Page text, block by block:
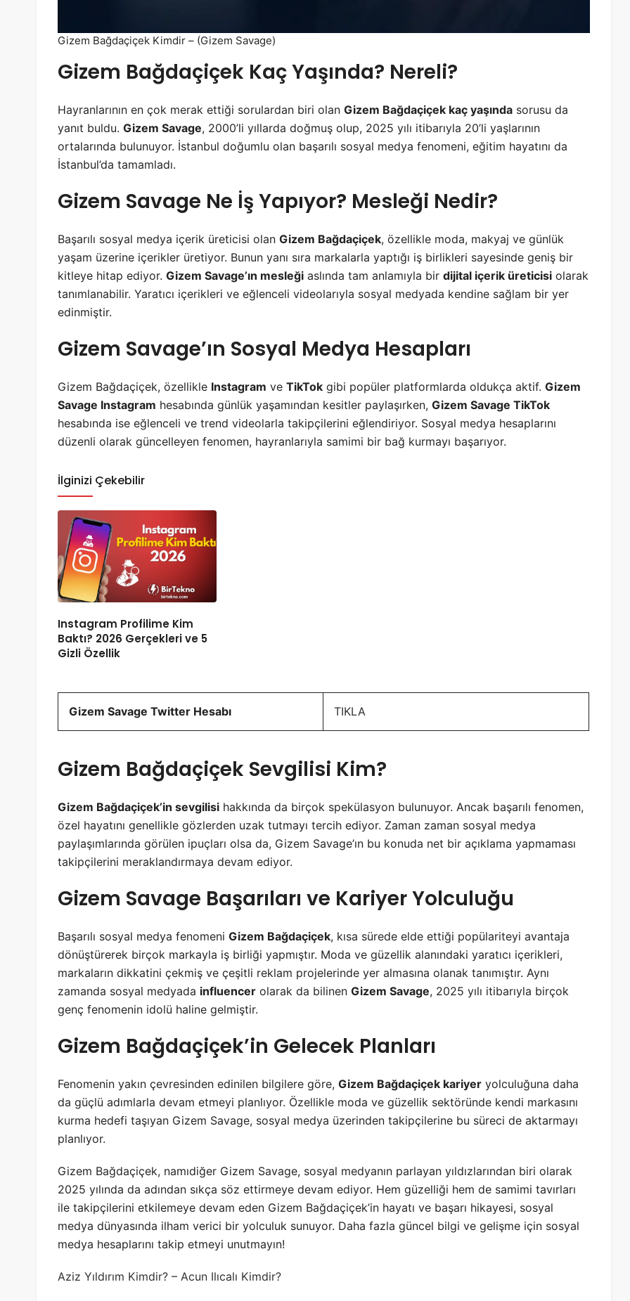
Gizem Bağdaçiçek Kimdir – (Gizem Savage)
Gizem Bağdaçiçek Kaç Yaşında? Nereli?
Hayranlarının en çok merak ettiği sorulardan biri olan Gizem Bağdaçiçek kaç yaşında sorusu da
yanıt buldu. Gizem Savage, 2000’li yıllarda doğmuş olup, 2025 yılı itibarıyla 20’li yaşlarının
ortalarında bulunuyor. İstanbul doğumlu olan başarılı sosyal medya fenomeni, eğitim hayatını da
İstanbul’da tamamladı.
Gizem Savage Ne İş Yapıyor? Mesleği Nedir?
Başarılı sosyal medya içerik üreticisi olan Gizem Bağdaçiçek, özellikle moda, makyaj ve günlük
yaşam üzerine içerikler üretiyor. Bunun yanı sıra markalarla yaptığı iş birlikleri sayesinde geniş bir
kitleye hitap ediyor. Gizem Savage’ın mesleği aslında tam anlamıyla bir dijital içerik üreticisi olarak
tanımlanabilir. Yaratıcı içerikleri ve eğlenceli videolarıyla sosyal medyada kendine sağlam bir yer
edinmiştir.
Gizem Savage’ın Sosyal Medya Hesapları
Gizem Bağdaçiçek, özellikle Instagram ve TikTok gibi popüler platformlarda oldukça aktif. Gizem
Savage Instagram hesabında günlük yaşamından kesitler paylaşırken, Gizem Savage TikTok
hesabında ise eğlenceli ve trend videolarla takipçilerini eğlendiriyor. Sosyal medya hesaplarını
düzenli olarak güncelleyen fenomen, hayranlarıyla samimi bir bağ kurmayı başarıyor.
İlginizi Çekebilir
Instagram Profilime Kim
Baktı? 2026 Gerçekleri ve 5
Gizli Özellik
Gizem Savage Twitter Hesabı TIKLA
Gizem Bağdaçiçek Sevgilisi Kim?
Gizem Bağdaçiçek’in sevgilisi hakkında da birçok spekülasyon bulunuyor. Ancak başarılı fenomen,
özel hayatını genellikle gözlerden uzak tutmayı tercih ediyor. Zaman zaman sosyal medya
paylaşımlarında görülen ipuçları olsa da, Gizem Savage’ın bu konuda net bir açıklama yapmaması
takipçilerini meraklandırmaya devam ediyor.
Gizem Savage Başarıları ve Kariyer Yolculuğu
Başarılı sosyal medya fenomeni Gizem Bağdaçiçek, kısa sürede elde ettiği popülariteyi avantaja
dönüştürerek birçok markayla iş birliği yapmıştır. Moda ve güzellik alanındaki yaratıcı içerikleri,
markaların dikkatini çekmiş ve çeşitli reklam projelerinde yer almasına olanak tanımıştır. Aynı
zamanda sosyal medyada influencer olarak da bilinen Gizem Savage, 2025 yılı itibarıyla birçok
genç fenomenin idolü haline gelmiştir.
Gizem Bağdaçiçek’in Gelecek Planları
Fenomenin yakın çevresinden edinilen bilgilere göre, Gizem Bağdaçiçek kariyer yolculuğuna daha
da güçlü adımlarla devam etmeyi planlıyor. Özellikle moda ve güzellik sektöründe kendi markasını
kurma hedefi taşıyan Gizem Savage, sosyal medya üzerinden takipçilerine bu süreci de aktarmayı
planlıyor.
Gizem Bağdaçiçek, namıdiğer Gizem Savage, sosyal medyanın parlayan yıldızlarından biri olarak
2025 yılında da adından sıkça söz ettirmeye devam ediyor. Hem güzelliği hem de samimi tavırları
ile takipçilerini etkilemeye devam eden Gizem Bağdaçiçek’in hayatı ve başarı hikayesi, sosyal
medya dünyasında ilham verici bir yolculuk sunuyor. Daha fazla güncel bilgi ve gelişme için sosyal
medya hesaplarını takip etmeyi unutmayın!
Aziz Yıldırım Kimdir? – Acun Ilıcalı Kimdir?